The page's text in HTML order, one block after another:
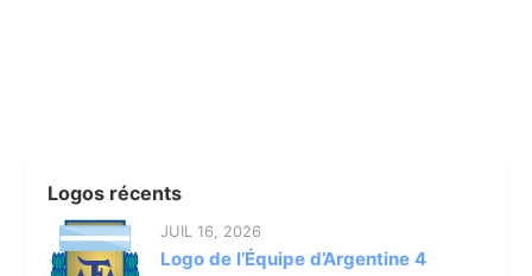
Logos récents
JUIL 16, 2026
Logo de l’Équipe d’Argentine 4